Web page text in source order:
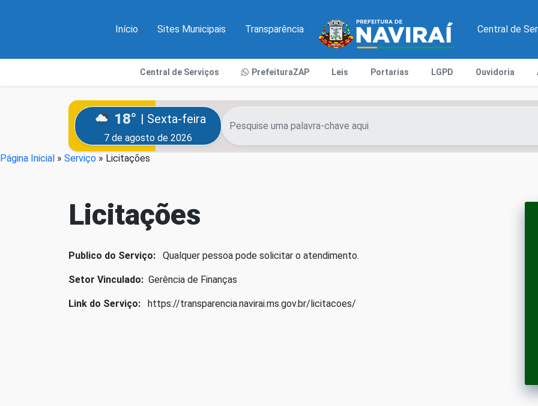
Início Sites Municipais Transparência Central de
Central de Serviços PrefeituraZAP Leis Portarias LGPD Ouvidoria
18° | Sexta-feira
7 de agosto de 2026
Página Inicial » Serviço » Licitações
Licitações
Publico do Serviço: Qualquer pessoa pode solicitar o atendimento.
Setor Vinculado: Gerência de Finanças
Link do Serviço: https://transparencia.navirai.ms.gov.br/licitacoes/